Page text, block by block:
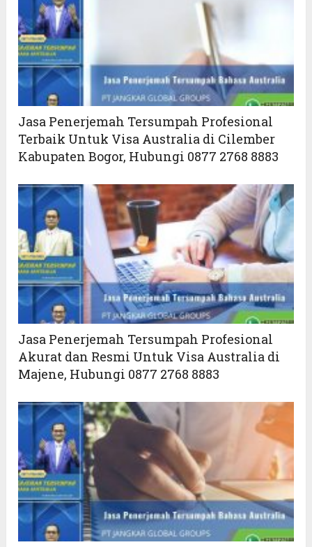
Jasa Penerjemah Tersumpah Profesional
Terbaik Untuk Visa Australia di Cilember
Kabupaten Bogor, Hubungi 0877 2768 8883
Jasa Penerjemah Tersumpah Profesional
Akurat dan Resmi Untuk Visa Australia di
Majene, Hubungi 0877 2768 8883